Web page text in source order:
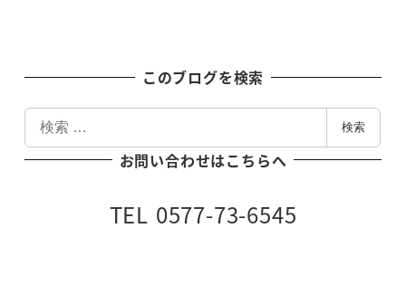
このブログを検索
検
索
検索
お問い合わせはこちらへ
TEL 0577-73-6545